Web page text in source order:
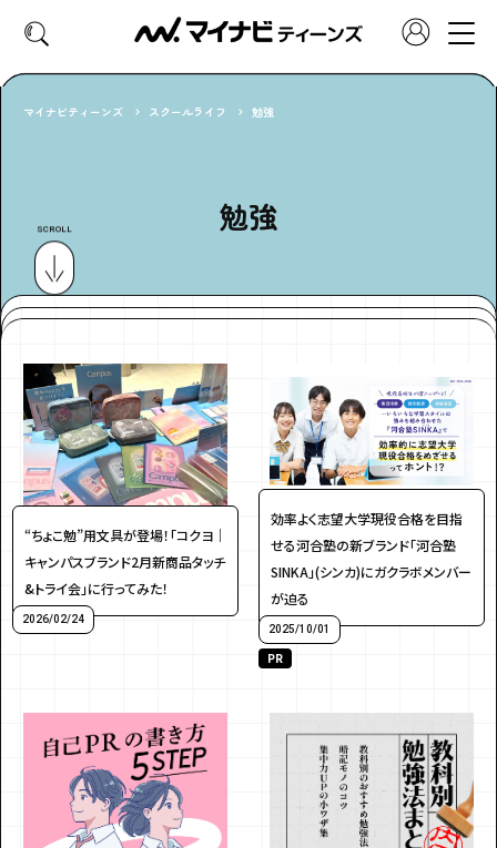
トレンド スクールライフ
推し活
エンタメ 診断
特集・連載 社会体験
アンケート プレゼント
ガクラボへの登録はこちら
マイナビティーンズ スクールライフ 勉強
勉強
SCROLL
“ちょこ勉”用文具が登場！「コクヨ｜
キャンパスブランド2⽉新商品タッチ
&トライ会」に行ってみた！
2026/02/24
効率よく志望大学現役合格を目指
せる河合塾の新ブランド「河合塾
SINKA」(シンカ)にガクラボメンバー
が迫る
2025/10/01
PR